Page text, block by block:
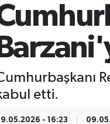
etti.
- 16:23
news
Haberleri